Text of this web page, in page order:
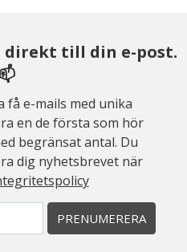
direkt till din e-post.
📫
få e-mails med unika
en de första som hör
begränsat antal. Du
dig nyhetsbrevet när
PRENUMERERA